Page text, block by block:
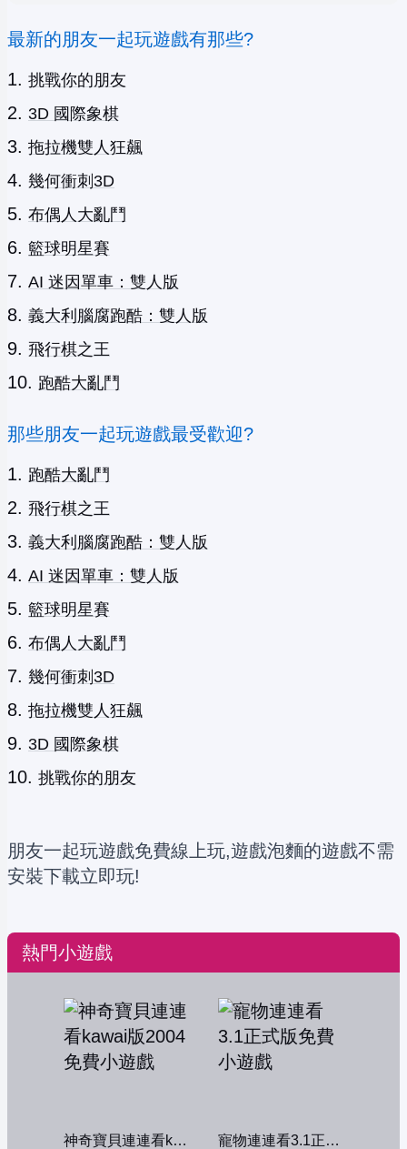
最新的朋友一起玩遊戲有那些?
挑戰你的朋友
3D 國際象棋
拖拉機雙人狂飆
幾何衝刺3D
布偶人大亂鬥
籃球明星賽
AI 迷因單車：雙人版
義大利腦腐跑酷：雙人版
飛行棋之王
跑酷大亂鬥
那些朋友一起玩遊戲最受歡迎?
跑酷大亂鬥
飛行棋之王
義大利腦腐跑酷：雙人版
AI 迷因單車：雙人版
籃球明星賽
布偶人大亂鬥
幾何衝刺3D
拖拉機雙人狂飆
3D 國際象棋
挑戰你的朋友
朋友一起玩遊戲免費線上玩,遊戲泡麵的遊戲不需
安裝下載立即玩!
熱門小遊戲
神奇寶貝連連看kawai版2004 寵物連連看3.1正式版